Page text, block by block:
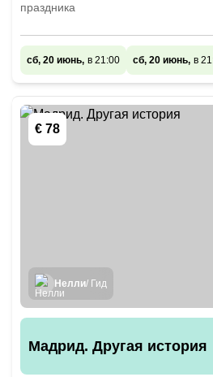
праздника
сб, 20 июнь, в 21:00 сб, 20 июнь, в
€ 78
Нелли/ Гид
Мадрид. Другая история